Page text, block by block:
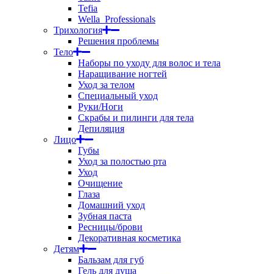
Tefia
Wella_Professionals
Трихология
Решения проблемы
Тело
Наборы по уходу для волос и тела
Наращивание ногтей
Уход за телом
Специальный уход
Руки/Ноги
Скрабы и пилинги для тела
Депиляция
Лицо
Губы
Уход за полостью рта
Уход
Очищение
Глаза
Домашний уход
Зубная паста
Ресницы/брови
Декоративная косметика
Детям
Бальзам для губ
Гель для душа